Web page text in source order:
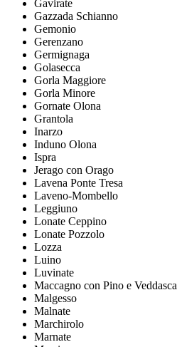
Gavirate
Gazzada Schianno
Gemonio
Gerenzano
Germignaga
Golasecca
Gorla Maggiore
Gorla Minore
Gornate Olona
Grantola
Inarzo
Induno Olona
Ispra
Jerago con Orago
Lavena Ponte Tresa
Laveno-Mombello
Leggiuno
Lonate Ceppino
Lonate Pozzolo
Lozza
Luino
Luvinate
Maccagno con Pino e Veddasca
Malgesso
Malnate
Marchirolo
Marnate